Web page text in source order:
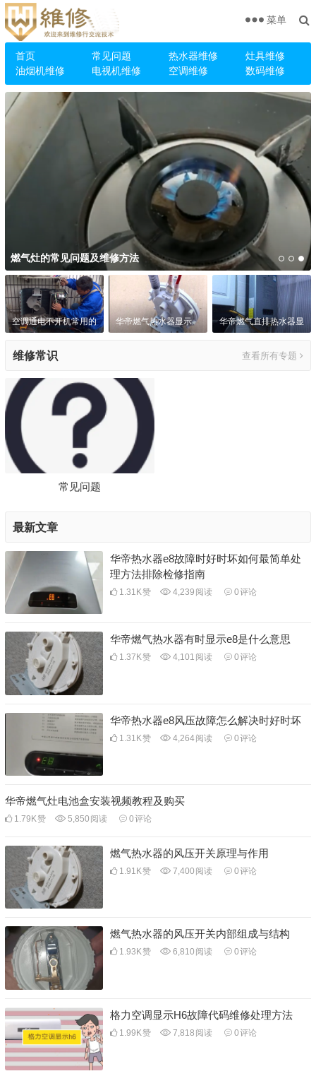
首页 常见问题 热水器维修
灶具维修
油烟机维修
电视机维修 空调维修 数码维修
菜单
燃气灶的常见问题及维修方法
空调通电不开机常用的
华帝燃气热水器显示
华帝燃气直排热水器显
维修常识 查看所有专题
常见问题
最新文章
华帝热水器e8故障时好时坏如何最简单处
理方法排除检修指南
1.31K赞 4,239 阅读 0评论
华帝燃气热水器有时显示e8是什么意思
1.37K赞 4,101 阅读 0评论
华帝热水器e8风压故障怎么解决时好时坏
1.31K赞 4,264阅读 0评论
华帝燃气灶电池盒安装视频教程及购买
1.79K赞 5,850 阅读 0评论
燃气热水器的风压开关原理与作用
1.91K赞 7,400 阅读 0评论
燃气热水器的风压开关内部组成与结构
1.93K赞 6,810 阅读 0评论
格力空调显示H6故障代码维修处理方法
1.99K赞 7,818 阅读 0评论